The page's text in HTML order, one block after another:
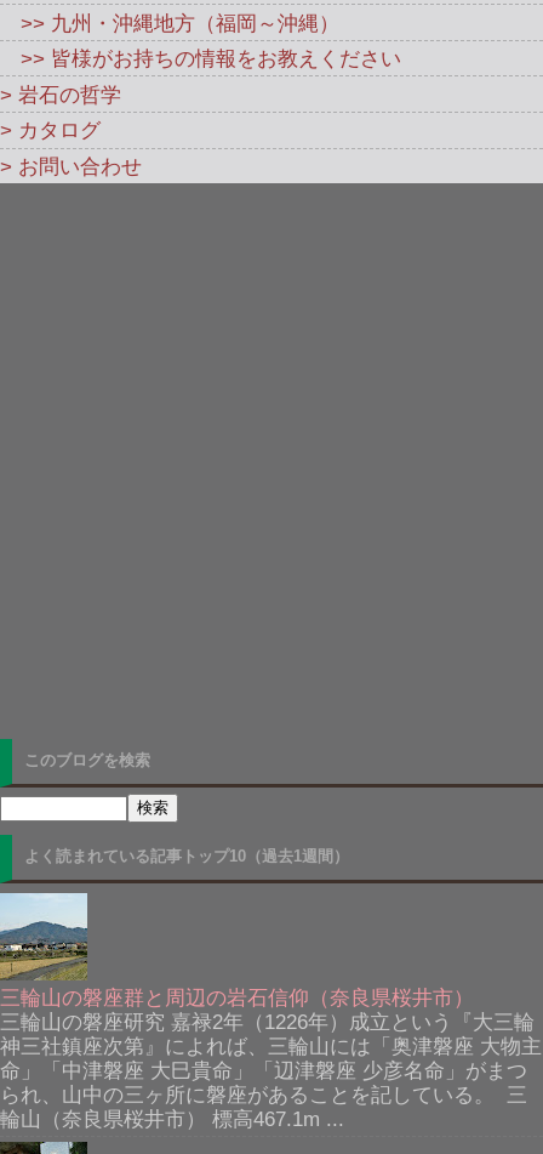
>> 九州・沖縄地方（福岡～沖縄）
>> 皆様がお持ちの情報をお教えください
> 岩石の哲学
> カタログ
> お問い合わせ
このブログを検索
よく読まれている記事トップ10（過去1週間）
三輪山の磐座群と周辺の岩石信仰（奈良県桜井市）
三輪山の磐座研究 嘉禄2年（1226年）成立という『大三輪
神三社鎮座次第』によれば、三輪山には「奥津磐座 大物主
命」「中津磐座 大巳貴命」「辺津磐座 少彦名命」がまつ
られ、山中の三ヶ所に磐座があることを記している。 三
輪山（奈良県桜井市） 標高467.1m ...